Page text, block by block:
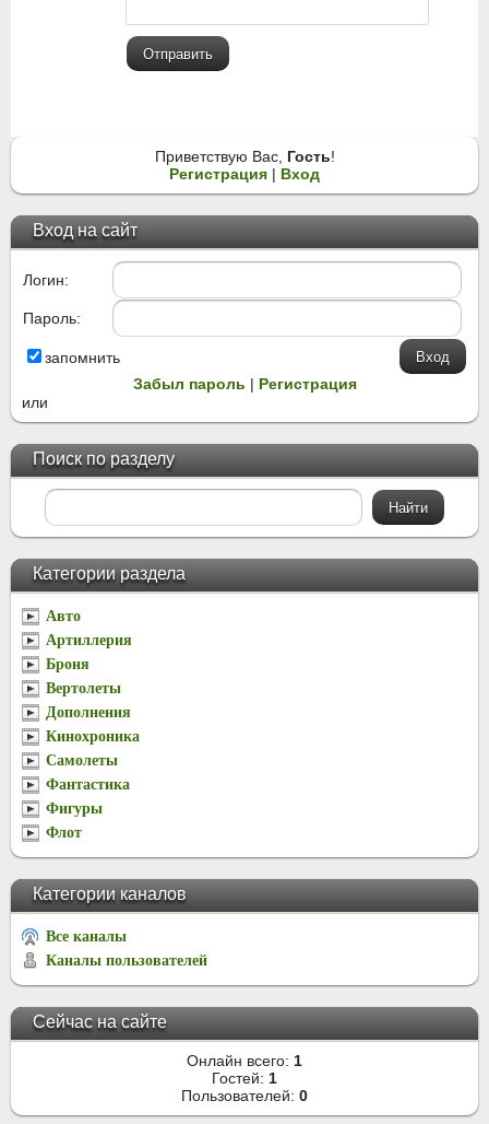
Отправить
Приветствую Вас, Гость!
Регистрация | Вход
Вход на сайт
Логин:
Пароль:
запомнить
Забыл пароль | Регистрация
или
Поиск по разделу
Категории раздела
Авто
Артиллерия
Броня
Вертолеты
Дополнения
Кинохроника
Самолеты
Фантастика
Фигуры
Флот
Категории каналов
Все каналы
Каналы пользователей
Сейчас на сайте
Онлайн всего: 1
Гостей: 1
Пользователей: 0